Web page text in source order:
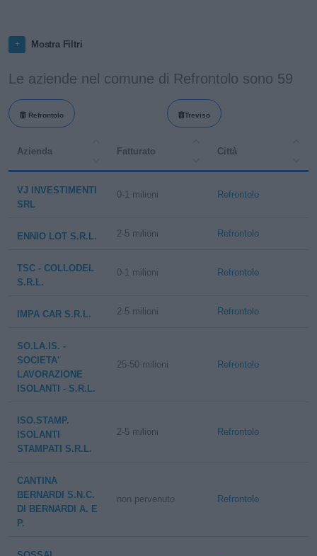
Mostra Filtri
Le aziende nel comune di Refrontolo sono 59
Refrontolo Treviso
Azienda Fatturato Città
VJ INVESTIMENTI
SRL
0-1 milioni Refrontolo
ENNIO LOT S.R.L. 2-5 milioni Refrontolo
TSC - COLLODEL
S.R.L.
0-1 milioni Refrontolo
IMPA CAR S.R.L. 2-5 milioni Refrontolo
SO.LA.IS. -
SOCIETA'
LAVORAZIONE
ISOLANTI - S.R.L.
25-50 milioni Refrontolo
ISO.STAMP.
ISOLANTI
STAMPATI S.R.L.
2-5 milioni Refrontolo
CANTINA
BERNARDI S.N.C.
DI BERNARDI A. E
P.
non pervenuto Refrontolo